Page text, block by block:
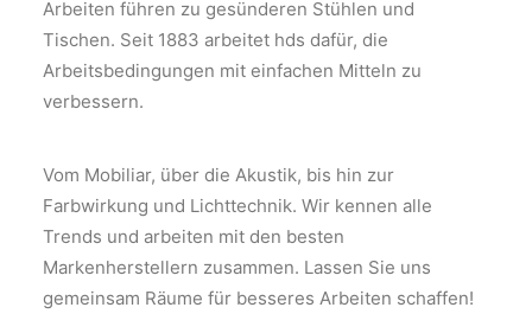
Arbeiten führen zu gesünderen Stühlen und
Tischen. Seit 1883 arbeitet hds dafür, die
Arbeitsbedingungen mit einfachen Mitteln zu
verbessern.
Vom Mobiliar, über die Akustik, bis hin zur
Farbwirkung und Lichttechnik. Wir kennen alle
Trends und arbeiten mit den besten
Markenherstellern zusammen. Lassen Sie uns
gemeinsam Räume für besseres Arbeiten schaffen!